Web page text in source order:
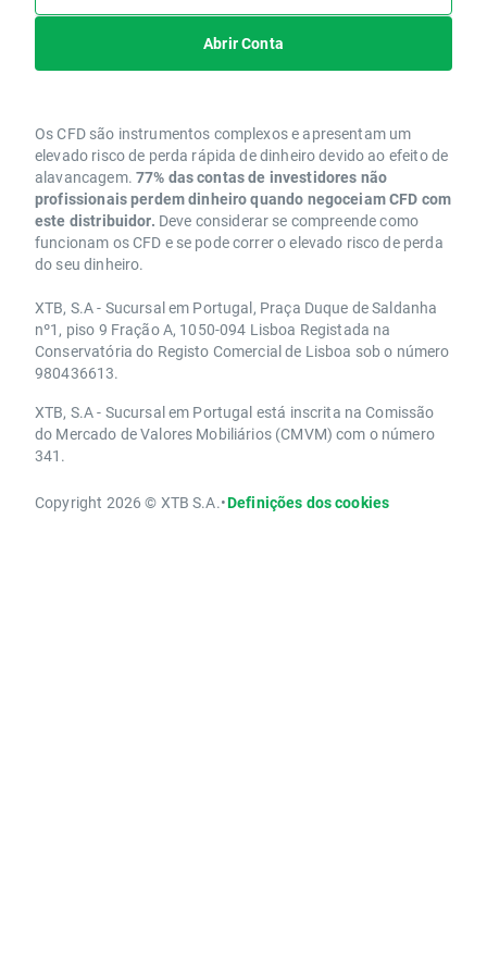
Abrir Conta
Os CFD são instrumentos complexos e apresentam um
elevado risco de perda rápida de dinheiro devido ao efeito de
alavancagem. 77% das contas de investidores não
profissionais perdem dinheiro quando negoceiam CFD com
este distribuidor. Deve considerar se compreende como
funcionam os CFD e se pode correr o elevado risco de perda
do seu dinheiro.
XTB, S.A - Sucursal em Portugal, Praça Duque de Saldanha
nº1, piso 9 Fração A, 1050-094 Lisboa Registada na
Conservatória do Registo Comercial de Lisboa sob o número
980436613.
XTB, S.A - Sucursal em Portugal está inscrita na Comissão
do Mercado de Valores Mobiliários (CMVM) com o número
341.
Copyright 2026 © XTB S.A.•Definições dos cookies